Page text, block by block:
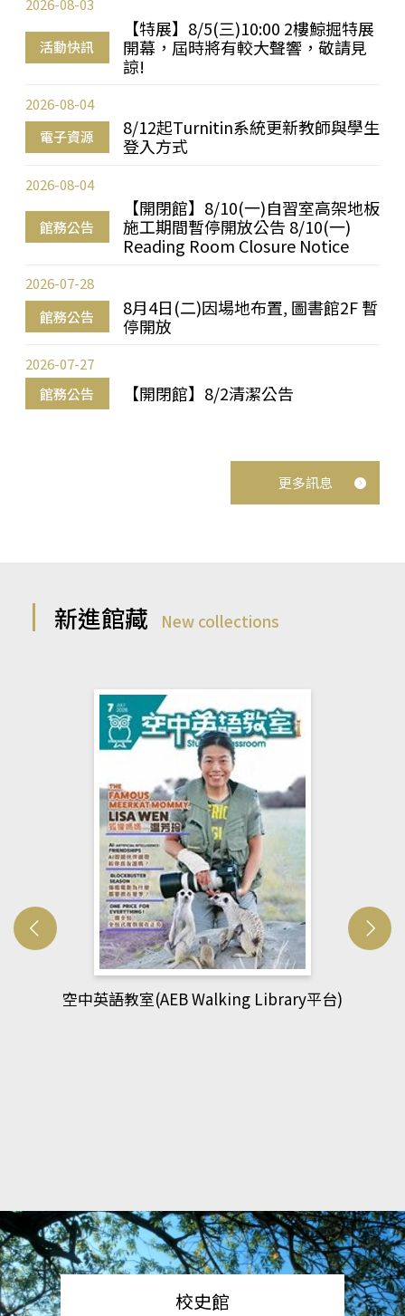
活動快訊
【特展】8/5(三)10:00 2樓鯨掘特展
開幕，屆時將有較大聲響，敬請見
諒!
2026-08-03
電子資源
8/12起Turnitin系統更新教師與學生
登入方式
2026-08-04
館務公告
【開閉館】8/10(一)自習室高架地板
施工期間暫停開放公告 8/10(一)
Reading Room Closure Notice
2026-08-04
館務公告
8月4日(二)因場地布置, 圖書館2F 暫
停開放
2026-07-28
館務公告 【開閉館】8/2清潔公告
2026-07-27
更多訊息
新進館藏 New collections
網管人(kono平台)
校史館